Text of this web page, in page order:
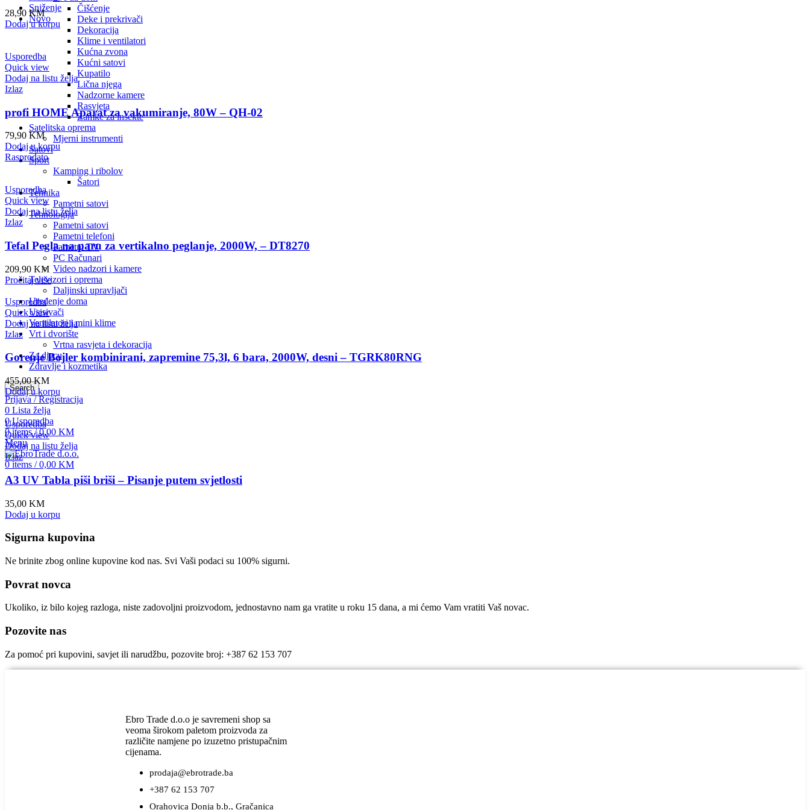
Čišćenje
Deke i prekrivači
Dekoracija
Klime i ventilatori
Kućna zvona
Kućni satovi
Kupatilo
Lična njega
Nadzorne kamere
Rasvjeta
Zamke za insekte
Satelitska oprema
Mjerni instrumenti
Satovi
Sport
Kamping i ribolov
Šatori
Tehnika
Pametni satovi
Tehnologija
Pametni satovi
Pametni telefoni
Pametni TV
PC Računari
Video nadzori i kamere
Televizori i oprema
Daljinski upravljači
Uređenje doma
Usisivači
Ventilatori i mini klime
Vrt i dvorište
Vrtna rasvjeta i dekoracija
Za djecu
Zdravlje i kozmetika
Search
Prijava / Registracija
0 Lista želja
0 Usporedba
0items / 0,00 KM
Menu
0items / 0,00 KM
Sniženje
Novo
28,90 KM
Dodaj u korpu
Usporedba
Quick view
Dodaj na listu želja
Izlaz
profi HOME Aparat za vakumiranje, 80W – QH-02
79,90 KM
Dodaj u korpu
Rasprodato
Usporedba
Quick view
Dodaj na listu želja
Izlaz
Tefal Pegla na paru za vertikalno peglanje, 2000W, – DT8270
209,90 KM
Pročitaj više
Usporedba
Quick view
Dodaj na listu želja
Izlaz
Gorenje Bojler kombinirani, zapremine 75,3l, 6 bara, 2000W, desni – TGRK80RNG
455,00KM
Dodaj u korpu
Usporedba
Quick view
Dodaj na listu želja
Izlaz
A3 UV Tabla piši briši – Pisanje putem svjetlosti
35,00 KM
Dodaj u korpu
Sigurna kupovina
Ne brinite zbog online kupovine kod nas. Svi Vaši podaci su 100% sigurni.
Povrat novca
Ukoliko, iz bilo kojeg razloga, niste zadovoljni proizvodom, jednostavno nam ga vratite u roku 15 dana, a mi ćemo Vam vratiti Vaš novac.
Pozovite nas
Za pomoć pri kupovini, savjet ili narudžbu, pozovite broj: +387 62 153 707
Ebro Trade d.o.o je savremeni shop sa
veoma širokom paletom proizvoda za
različite namjene po izuzetno pristupačnim
cijenama.
prodaja@ebrotrade.ba
+387 62 153 707
Orahovica Donja b.b., Gračanica